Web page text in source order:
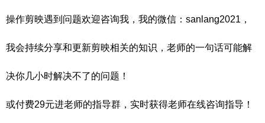
操作剪映遇到问题欢迎咨询我，我的微信：sanlang2021，
我会持续分享和更新剪映相关的知识，老师的一句话可能解
决你几小时解决不了的问题！
或付费29元进老师的指导群，实时获得老师在线咨询指导！